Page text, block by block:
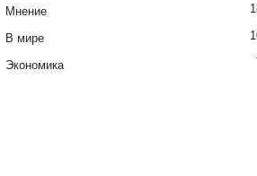
Мнение
В мире
Экономика